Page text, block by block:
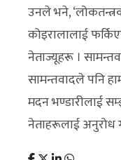
उनले भने,
कोइरालालाई
नेताज्यूहरू ।
सामन्तवादले पनि
मदन भण्डारीलाई
नेताहरूलाई अनुरोध